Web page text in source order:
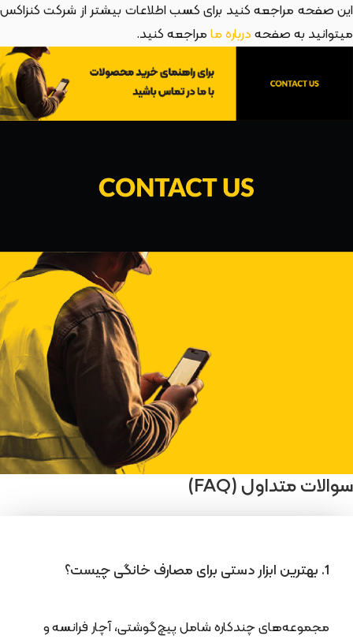
این صفحه مراجعه کنید برای کسب اطلاعات بیشتر از شرکت کنزاکس
میتوانید به صفحهدرباره مامراجعه کنید.
سوالات متداول (FAQ)
1. بهترین ابزار دستی برای مصارف خانگی چیست؟
مجموعه‌های چندکاره شامل پیچ‌گوشتی، آچار فرانسه و